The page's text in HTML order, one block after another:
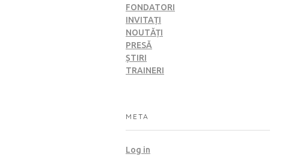
FONDATORI
INVITAȚI
NOUTĂȚI
PRESĂ
ȘTIRI
TRAINERI
META
Log in